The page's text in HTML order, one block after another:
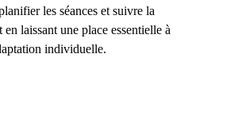
les séances et suivre la
laissant une place essentielle à
individuelle.